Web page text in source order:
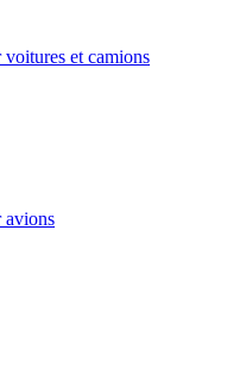
voitures et camions
avions